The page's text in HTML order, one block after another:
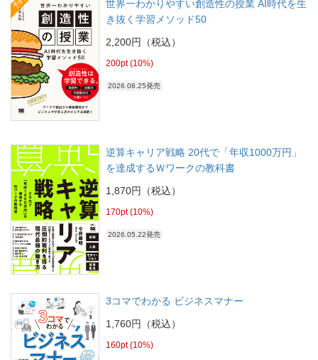
世界一わかりやすい創造性の授業 AI時代を生
き抜く学習メソッド50
2,200円（税込）
200pt (10%)
2026.08.25発売
逆算キャリア戦略 20代で「年収1000万円」
を達成するＷワークの教科書
1,870円（税込）
170pt (10%)
2026.05.22発売
3コマでわかる ビジネスマナー
1,760円（税込）
160pt (10%)